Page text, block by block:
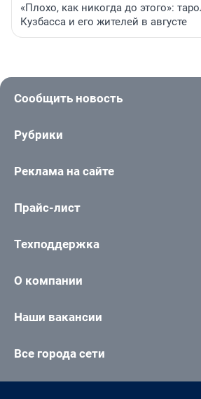
«Плохо, как никогда до этого»:
Кузбасса и его жителей в августе
Сообщить новость
Рубрики
Реклама на сайте
Прайс-лист
Техподдержка
О компании
Наши вакансии
Все города сети